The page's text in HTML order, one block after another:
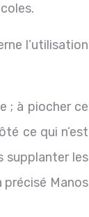
l’utilisation
; à piocher ce
ce qui n’est
supplanter les
précisé Manos